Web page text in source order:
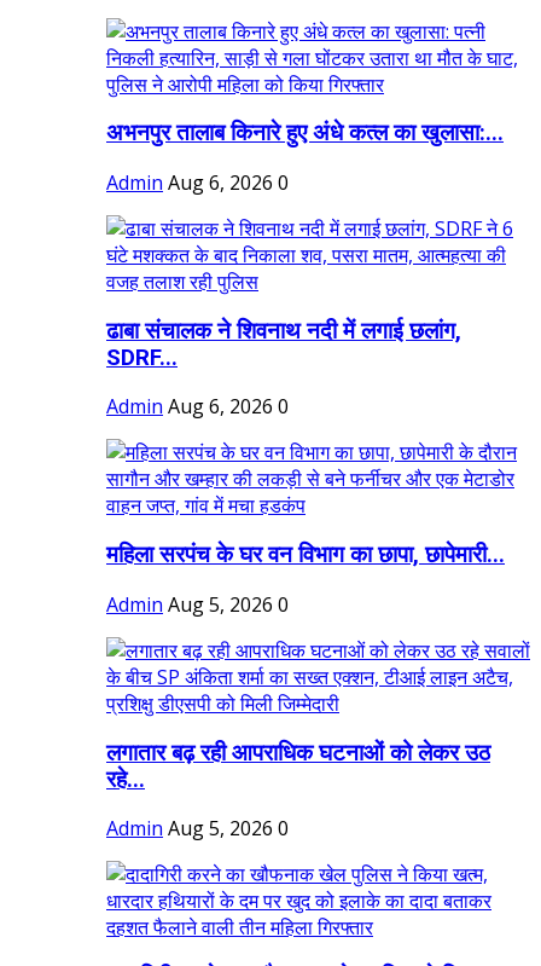
अभनपुर तालाब किनारे हुए अंधे कत्ल का खुलासा:...
Admin Aug 6, 2026 0
ढाबा संचालक ने शिवनाथ नदी में लगाई छलांग,
SDRF...
Admin Aug 6, 2026 0
महिला सरपंच के घर वन विभाग का छापा, छापेमारी...
Admin Aug 5, 2026 0
लगातार बढ़ रही आपराधिक घटनाओं को लेकर उठ
रहे...
Admin Aug 5, 2026 0